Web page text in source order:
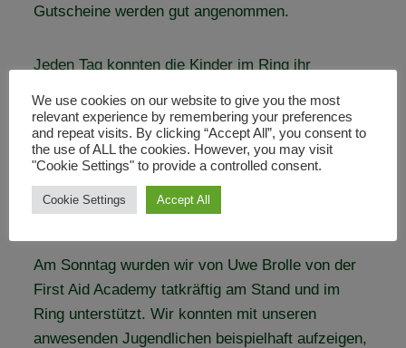
Gutscheine werden gut angenommen.
Jeden Tag konnten die Kinder im Ring ihr
eine VFD Kids Schleife abholen. Das war ein
Spaß! Und als dann das Messemaskottchen
gemeinsam mit unserem VFD Pferd mitmachte,
war der letzte Knoten geplatzt. So viel Spaß für
Groß und Klein!
Am Sonntag wurden wir von Uwe Brolle von der
First Aid Academy tatkräftig am Stand und im
Ring unterstützt. Wir konnten mit unseren
anwesenden Jugendlichen beispielhaft aufzeigen,
We use cookies on our website to give you the most
relevant experience by remembering your preferences
and repeat visits. By clicking “Accept All”, you consent to
the use of ALL the cookies. However, you may visit
"Cookie Settings" to provide a controlled consent.
Cookie Settings Accept All